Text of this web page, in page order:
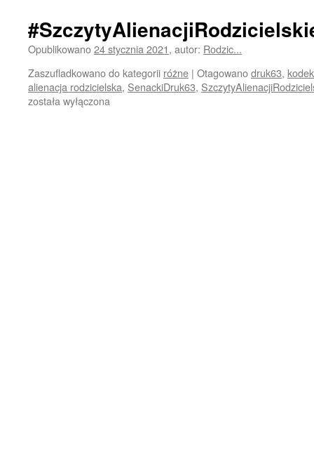
Opublikowano24 stycznia 2021, autor: Rodzic...
Zaszufladkowano do kategorii różne | Otagowanodruk63,
alienacja rodzicielska, SenackiDruk63,
została wyłączona